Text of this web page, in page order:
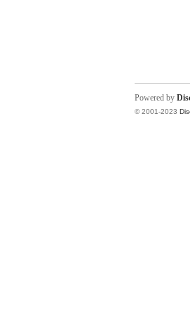
Powered by
© 2001-2023